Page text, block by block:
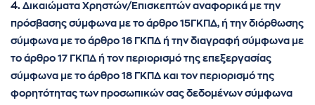
4. Δικαιώματα Χρηστών/Επισκεπτών αναφορικά με την
πρόσβασης σύμφωνα με το άρθρο 15ΓΚΠΔ, ή την διόρθωσης
σύμφωνα με το άρθρο 16 ΓΚΠΔ ή την διαγραφή σύμφωνα με
το άρθρο 17 ΓΚΠΔ ή τον περιορισμό της επεξεργασίας
σύμφωνα με το άρθρο 18 ΓΚΠΔ και τον περιορισμό της
φορητότητας των προσωπικών σας δεδομένων σύμφωνα